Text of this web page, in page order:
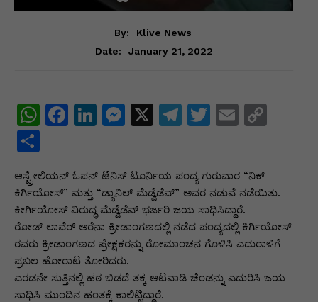
By:
Klive News
Date:
January 21, 2022
W
s
A
p
p
F
e
b
o
o
k
Li
e
dI
n
M
s
e
n
g
er
X
T
gr
a
m
T
er
E
l
y
Li
n
k
h
ar
e
ಆಸ್ಟ್ರೇಲಿಯನ್ ಓಪನ್ ಟೆನಿಸ್ ಟೂರ್ನಿಯ ಪಂದ್ಯ ಗುರುವಾರ “ನಿಕ್
ಕಿರ್ಗಿಯೋಸ್” ಮತ್ತು “ಡ್ಯಾನಿಲ್ ಮೆಡ್ವೆಡೆವ್” ಅವರ ನಡುವೆ ನಡೆಯಿತು.
ಕೀರ್ಗಿಯೋಸ್ ವಿರುದ್ಧ ಮೆಡ್ವೆಡೆವ್ ಭರ್ಜರಿ ಜಯ ಸಾಧಿಸಿದ್ದಾರೆ.
ರೋಡ್ ಲಾವೆರ್ ಅರೆನಾ ಕ್ರೀಡಾಂಗಣದಲ್ಲಿ ನಡೆದ ಪಂದ್ಯದಲ್ಲಿ ಕಿರ್ಗಿಯೋಸ್
ರವರು ಕ್ರೀಡಾಂಗಣದ ಪ್ರೇಕ್ಷಕರನ್ನು ರೋಮಾಂಚನ ಗೊಳಿಸಿ ಎದುರಾಳಿಗೆ
ಪ್ರಬಲ ಹೋರಾಟ ತೋರಿದರು.
ಎರಡನೇ ಸುತ್ತಿನಲ್ಲಿ ಹಠ ಬಿಡದೆ ತಕ್ಕ ಆಟವಾಡಿ ಚೆಂಡನ್ನು ಎದುರಿಸಿ ಜಯ
ಸಾಧಿಸಿ ಮುಂದಿನ ಹಂತಕ್ಕೆ ಕಾಲಿಟ್ಟಿದ್ದಾರೆ.